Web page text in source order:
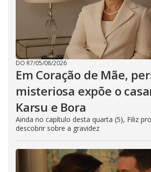
DO R7/05/08/2026
Em Coração de Mãe,
misteriosa expõe o
Karsu e Bora
Ainda no capítulo desta quarta (5), Filiz
descobrir sobre a gravidez